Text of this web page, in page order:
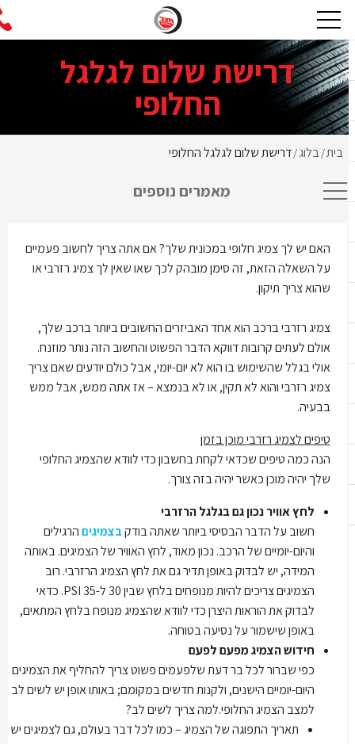
דרישת שלום לגלגל
החלופי
בית/בלוג/דרישת שלום לגלגל החלופי
מאמרים נוספים
האם יש לך צמיג חלופי במכונית שלך? אם אתה צריך לחשוב פעמיים
על השאלה הזאת, זה סימן מובהק לכך שאו שאין לך צמיג רזרבי או
שהוא צריך תיקון.
צמיג רזרבי ברכב הוא אחד האביזרים החשובים ביותר ברכב שלך,
אולם לעתים קרובות דווקא הדבר הפשוט והחשוב הזה נותר מוזנח.
אולי בגלל שהשימוש בו הוא לא יום-יומי, אבל כולם יודעים שאם צריך
צמיג רזרבי והוא לא תקין, או לא בנמצא – אז אתה ממש, אבל ממש
בבעיה.
טיפים לצמיג רזרבי מוכן בזמן
הנה כמה טיפים שכדאי לקחת בחשבון כדי לוודא שהצמיג החלופי
שלך יהיה מוכן כאשר יהיה בזה צורך.
לחץ אוויר נכון גם בגלגל הרזרבי
חשוב על הדבר הבסיסי ביותר שאתה בודקבצמיגיםהרגילים
והיום-יומיים של הרכב. נכון מאוד, לחץ האוויר של הצמיגים. באותה
המידה, יש לבדוק באופן תדיר גם את לחץ הצמיג הרזרבי. רוב
הצמיגים צריכים להיות מנופחים בלחץ שבין 30 ל-35 PSI. כדאי
לבדוק את הוראות היצרן כדי לוודא שהצמיג מנופח בלחץ המתאים,
באופן שישמור על נסיעה בטוחה.
חידוש הצמיג מפעם לפעם
כפי שברור לכל בר דעת שלפעמים פשוט צריך להחליף את הצמיגים
היום-יומיים הישנים, ולקנות חדשים במקומם; באותו אופן יש לשים לב
למצב הצמיג החלופי.למה צריך לשים לב?
תאריך התפוגה של הצמיג – כמו לכל דבר בעולם, גם לצמיגים יש